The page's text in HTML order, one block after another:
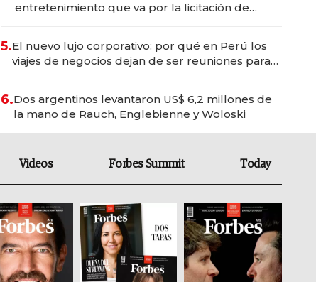
entretenimiento que va por la licitación de
5.El nuevo lujo corporativo: por qué en Perú los
viajes de negocios dejan de ser reuniones para
6.Dos argentinos levantaron US$ 6,2 millones de
la mano de Rauch, Englebienne y Woloski
Videos Forbes Summit Today